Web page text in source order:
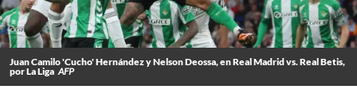
Juan Camilo 'Cucho' Hernández y Nelson Deossa, en Real Madrid vs. Real Betis,
por La Liga AFP